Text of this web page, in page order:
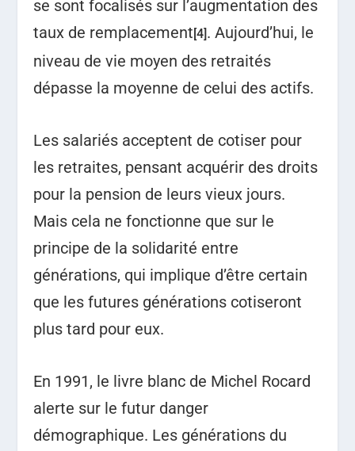
se sont focalisés sur l’augmentation des
taux de remplacement [4]. Aujourd’hui, le
niveau de vie moyen des retraités
dépasse la moyenne de celui des actifs.
Les salariés acceptent de cotiser pour
les retraites, pensant acquérir des droits
pour la pension de leurs vieux jours.
Mais cela ne fonctionne que sur le
principe de la solidarité entre
générations, qui implique d’être certain
que les futures générations cotiseront
plus tard pour eux.
En 1991, le livre blanc de Michel Rocard
alerte sur le futur danger
démographique. Les générations du